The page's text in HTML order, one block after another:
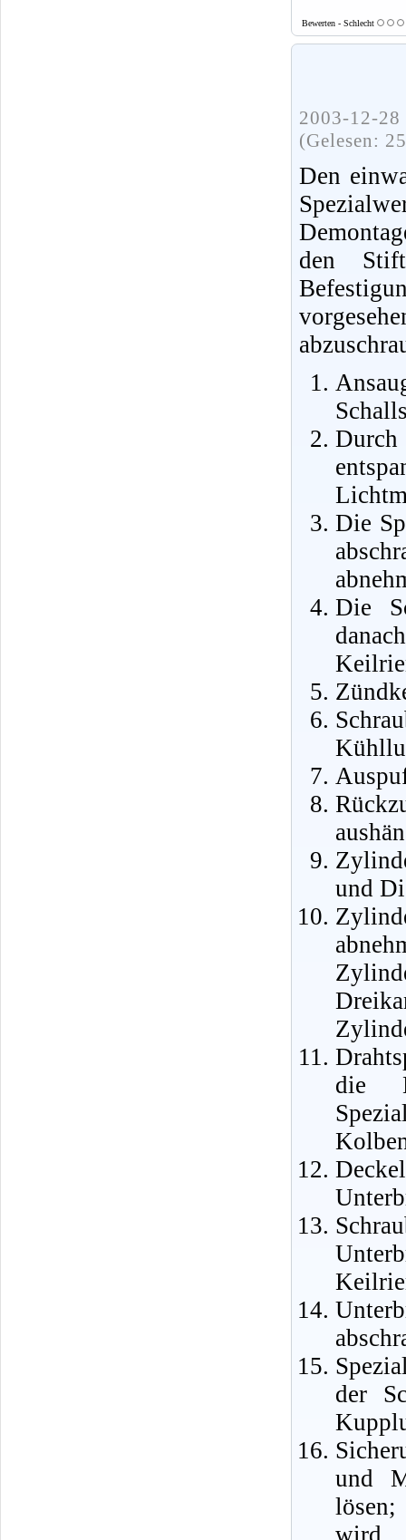
Bewerten - Schlecht
2003-12-
(Gelesen:
Den
den
Die
Die
und
die
der
und
lösen;
wird